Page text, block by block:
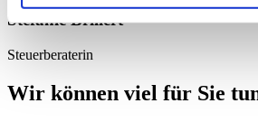
Stefanie Brillert
Steuerberaterin
Wir können viel für Sie